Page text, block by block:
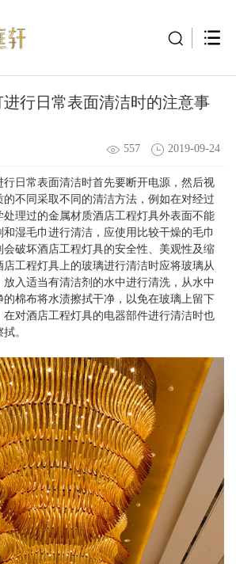
行日常表面清洁时的注意事
557 2019-09-24
行日常表面清洁时首先要断开电源，然后视
不同采取不同的清洁方法，例如在对经过
处理过的金属材质酒店工程灯具外表面不能
湿毛巾进行清洁，应使用比较干燥的毛巾
破坏酒店工程灯具的安全性、美观性及缩
工程灯具上的玻璃进行清洁时应将玻璃从
入适当有清洁剂的水中进行清洗，从水中
棉布将水渍擦拭干净，以免在玻璃上留下
对酒店工程灯具的电器部件进行清洁时也
。